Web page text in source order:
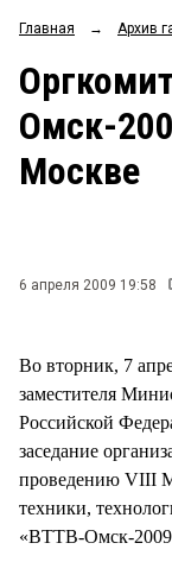
ОБЩЕСТВО
ЗАКОН
Главная → Архив
Омск-
Москве
6 апреля 2009 19:58
Во вторник, 7
заместителя
Российской
заседание
проведению VIII
техники,
«ВТТВ-Омск-